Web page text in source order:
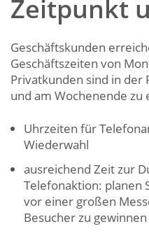
Zeitpunkt
Geschäftskunden
Geschäftszeiten von
Privatkunden sind in der
und am Wochenende zu
Uhrzeiten für
Wiederwahl
ausreichend Zeit zur
Telefonaktion: planen
vor einer großen
Besucher zu gewinnen